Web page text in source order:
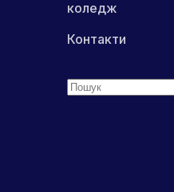
коледж
Контакти